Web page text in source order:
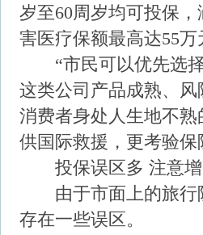
岁至60周岁均可投保
害医疗保额最高达55万
“市民可以优先选择
这类公司产品成熟、
消费者身处人生地不
供国际救援，更考验
投保误区多 注意增
由于市面上的旅行
存在一些误区。